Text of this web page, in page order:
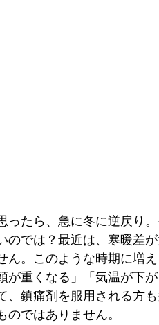
ったら、急に冬に逆戻り
のでは？最近は、寒暖差
ん。このような時期に増
が重くなる」「気温が下
、鎮痛剤を服用される方
ではありません。